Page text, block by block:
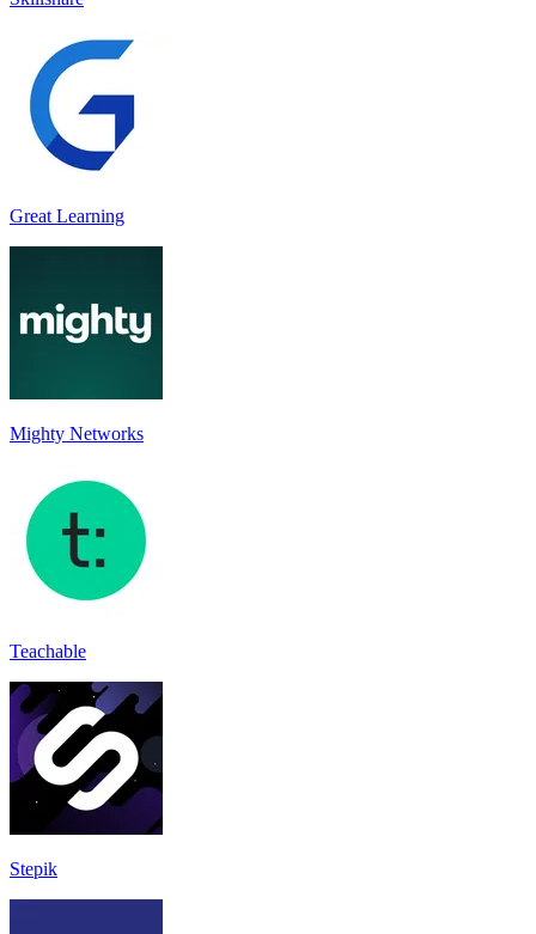
Great Learning
Mighty Networks
Teachable
Stepik